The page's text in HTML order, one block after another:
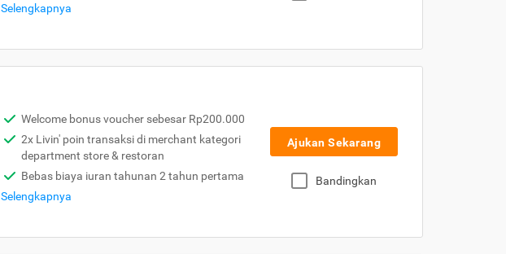
Selengkapnya
Welcome bonus voucher sebesar Rp200.000
2x Livin' poin transaksi di merchant kategori
department store & restoran
Bebas biaya iuran tahunan 2 tahun pertama
Selengkapnya
Ajukan Sekarang
Bandingkan